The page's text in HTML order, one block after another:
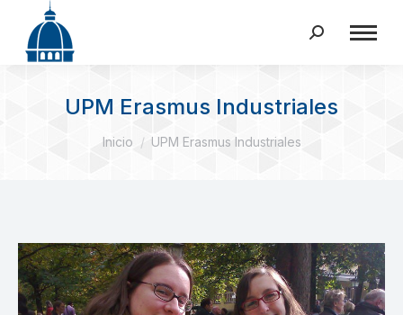
Buscar:
UPM Erasmus Industriales
Estás aquí:
Inicio UPM Erasmus Industriales